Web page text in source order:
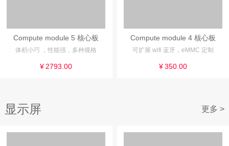
Compute module 5 核心板
体积小巧 ，性能强，多种规格
¥ 2793.00
Compute module 4 核心板
可扩展 wifi 蓝牙，eMMC 定制
¥ 350.00
显示屏 更多 >